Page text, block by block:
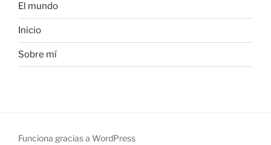
El mundo
Inicio
Sobre mí
Funciona gracias a WordPress